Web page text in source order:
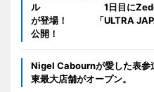
ル 1日目にZedd B2B
が登場！ 「ULTRA
公開！
Nigel Cabournが愛した表参
東最大店舗がオープン。